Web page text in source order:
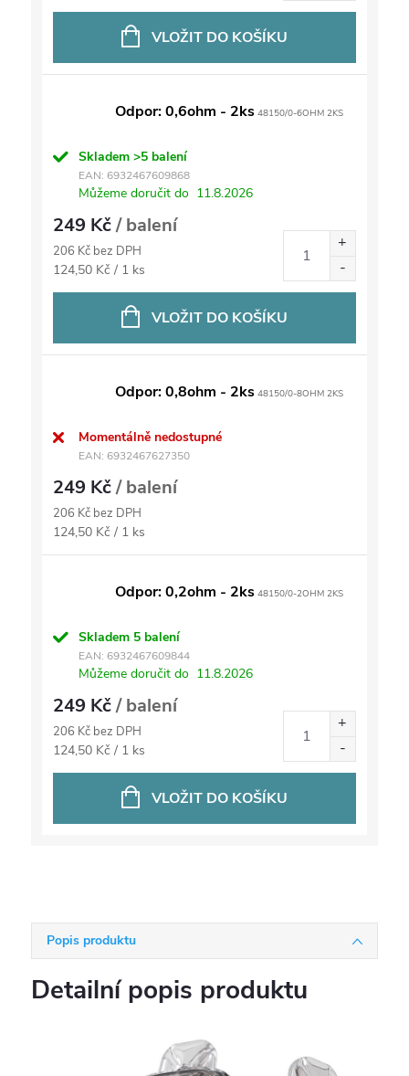
cena:
VLOŽIT DO KOŠÍKU
Odpor: 0,6ohm - 2ks 48150/0-6OHM 2KS
Skladem>5 balení
EAN: 6932467609868
Můžeme doručit do 11.8.2026
249 Kč/ balení
206 Kč bez DPH
Měrná
cena:
124,50 Kč / 1 ks
VLOŽIT DO KOŠÍKU
Odpor: 0,8ohm - 2ks 48150/0-8OHM 2KS
Momentálně nedostupné
EAN: 6932467627350
249 Kč/ balení
206 Kč bez DPH
Měrná
cena:
124,50 Kč / 1 ks
Odpor: 0,2ohm - 2ks 48150/0-2OHM 2KS
Skladem 5 balení
EAN: 6932467609844
Můžeme doručit do 11.8.2026
249 Kč/ balení
206 Kč bez DPH
Měrná
cena:
124,50 Kč / 1 ks
VLOŽIT DO KOŠÍKU
Popis produktu
Detailní popis produktu